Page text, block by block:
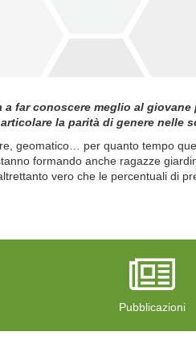
a far conoscere meglio al
la parità di genere nelle
geomatico… per quanto tempo
formando anche ragazze
vero che le percentuali di
Pubblicazioni